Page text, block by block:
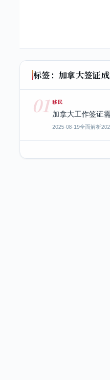
标签：加拿大签证
01 移民
加拿大工作签证
2025-08-19全面解析